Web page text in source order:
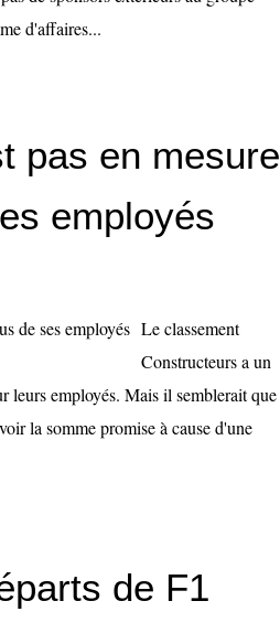
d'affaires...
pas en mesure
employés
Le classement
Constructeurs a un
leurs employés. Mais il semblerait que
la somme promise à cause d'une
de F1